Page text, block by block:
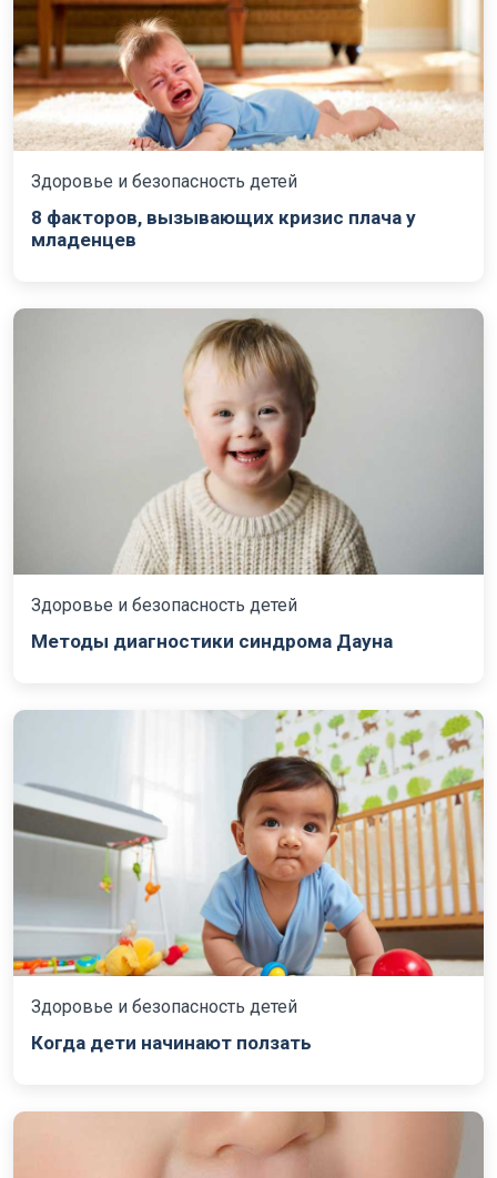
Здоровье и безопасность детей
8 факторов, вызывающих кризис плача у
младенцев
Здоровье и безопасность детей
Методы диагностики синдрома Дауна
Здоровье и безопасность детей
Когда дети начинают ползать